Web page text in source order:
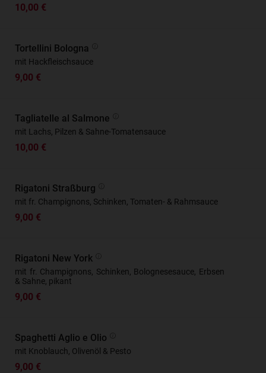
10,00 €
Tortellini Bologna
mit Hackfleischsauce
9,00 €
Tagliatelle al Salmone
mit Lachs, Pilzen & Sahne-Tomatensauce
10,00 €
Rigatoni Straßburg
mit fr. Champignons, Schinken, Tomaten- & Rahmsauce
9,00 €
Rigatoni New York
mit fr. Champignons, Schinken, Bolognesesauce, Erbsen
& Sahne, pikant
9,00 €
Spaghetti Aglio e Olio
mit Knoblauch, Olivenöl & Pesto
9,00 €